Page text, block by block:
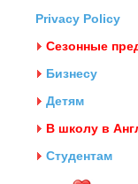
Privacy Policy
Сезонные
Бизнесу
Детям
В школу в
Студентам